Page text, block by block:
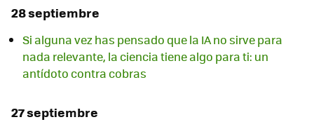
28 septiembre
Si alguna vez has pensado que la IA no sirve para
nada relevante, la ciencia tiene algo para ti: un
antídoto contra cobras
27 septiembre